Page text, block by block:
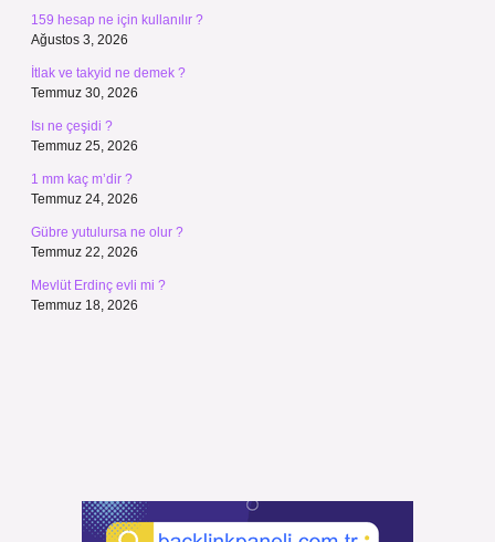
159 hesap ne için kullanılır ?
Ağustos 3, 2026
İtlak ve takyid ne demek ?
Temmuz 30, 2026
Isı ne çeşidi ?
Temmuz 25, 2026
1 mm kaç m’dir ?
Temmuz 24, 2026
Gübre yutulursa ne olur ?
Temmuz 22, 2026
Mevlüt Erdinç evli mi ?
Temmuz 18, 2026